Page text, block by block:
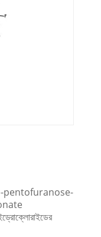
pentofuranose-